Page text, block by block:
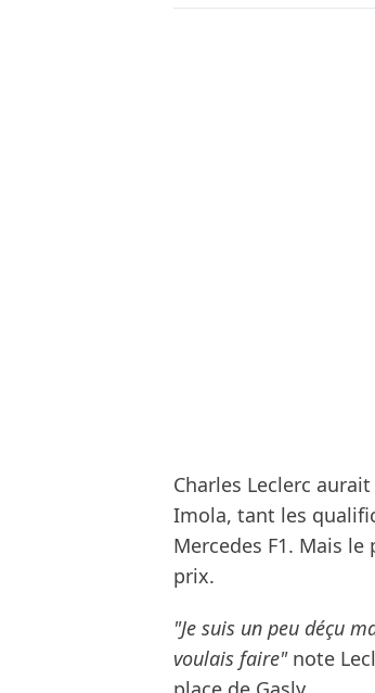
Charles Leclerc
Imola, tant les
Mercedes F1. Mais
prix.
"Je suis un peu déçu
voulais faire"note